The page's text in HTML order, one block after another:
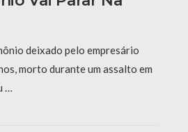
deixado pelo empresário
morto durante um assalto em
…